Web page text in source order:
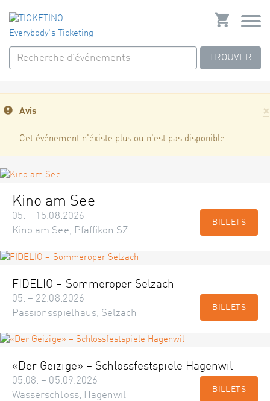
TROUVER
×
Avis
Cet événement n'éxiste plus ou n'est pas disponible
Kino am See
05. – 15.08.2026
Kino am See, Pfäffikon SZ
BILLETS
FIDELIO – Sommeroper Selzach
05. – 22.08.2026
Passionsspielhaus, Selzach
BILLETS
«Der Geizige» – Schlossfestspiele Hagenwil
05.08. – 05.09.2026
Wasserschloss, Hagenwil
BILLETS